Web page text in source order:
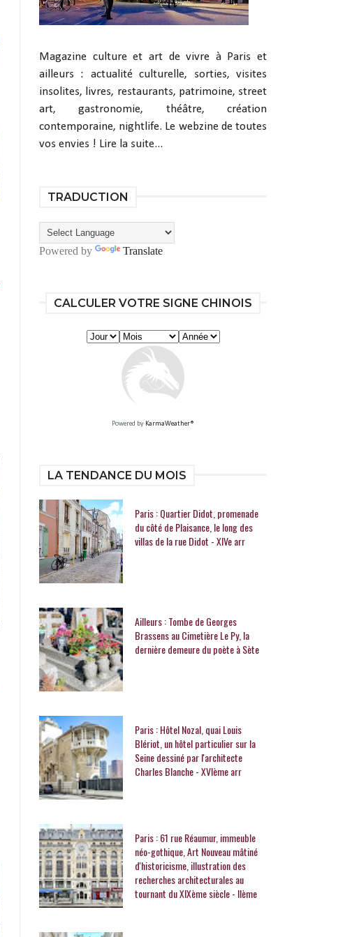
Magazine culture et art de vivre à Paris et
ailleurs : actualité culturelle, sorties, visites
insolites, livres, restaurants, patrimoine, street
art, gastronomie, théâtre, création
contemporaine, nightlife. Le webzine de toutes
vos envies ! Lire la suite...
TRADUCTION
Powered by Translate
CALCULER VOTRE SIGNE CHINOIS
Powered by KarmaWeather®
LA TENDANCE DU MOIS
Paris : Quartier Didot, promenade
du côté de Plaisance, le long des
villas de la rue Didot - XIVe arr
Ailleurs : Tombe de Georges
Brassens au Cimetière Le Py, la
dernière demeure du poète à Sète
Paris : Hôtel Nozal, quai Louis
Blériot, un hôtel particulier sur la
Seine dessiné par l'architecte
Charles Blanche - XVIème arr
Paris : 61 rue Réaumur, immeuble
néo-gothique, Art Nouveau mâtiné
d'historicisme, illustration des
recherches architecturales au
tournant du XIXème siècle - IIème